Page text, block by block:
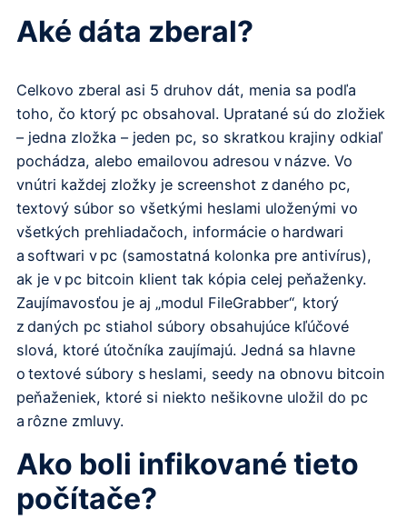
Aké dáta zberal?
Celkovo zberal asi 5 druhov dát, menia sa podľa
toho, čo ktorý pc obsahoval. Upratané sú do zložiek
– jedna zložka – jeden pc, so skratkou krajiny odkiaľ
pochádza, alebo emailovou adresou v názve. Vo
vnútri každej zložky je screenshot z daného pc,
textový súbor so všetkými heslami uloženými vo
všetkých prehliadačoch, informácie o hardwari
a softwari v pc (samostatná kolonka pre antivírus),
ak je v pc bitcoin klient tak kópia celej peňaženky.
Zaujímavosťou je aj „modul FileGrabber“, ktorý
z daných pc stiahol súbory obsahujúce kľúčové
slová, ktoré útočníka zaujímajú. Jedná sa hlavne
o textové súbory s heslami, seedy na obnovu bitcoin
peňaženiek, ktoré si niekto nešikovne uložil do pc
a rôzne zmluvy.
Ako boli infikované tieto
počítače?